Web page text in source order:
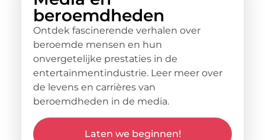
beroemdheden
Ontdek fascinerende verhalen over
beroemde mensen en hun
onvergetelijke prestaties in de
entertainmentindustrie. Leer meer over
de levens en carrières van
beroemdheden in de media.
Laten we beginnen!